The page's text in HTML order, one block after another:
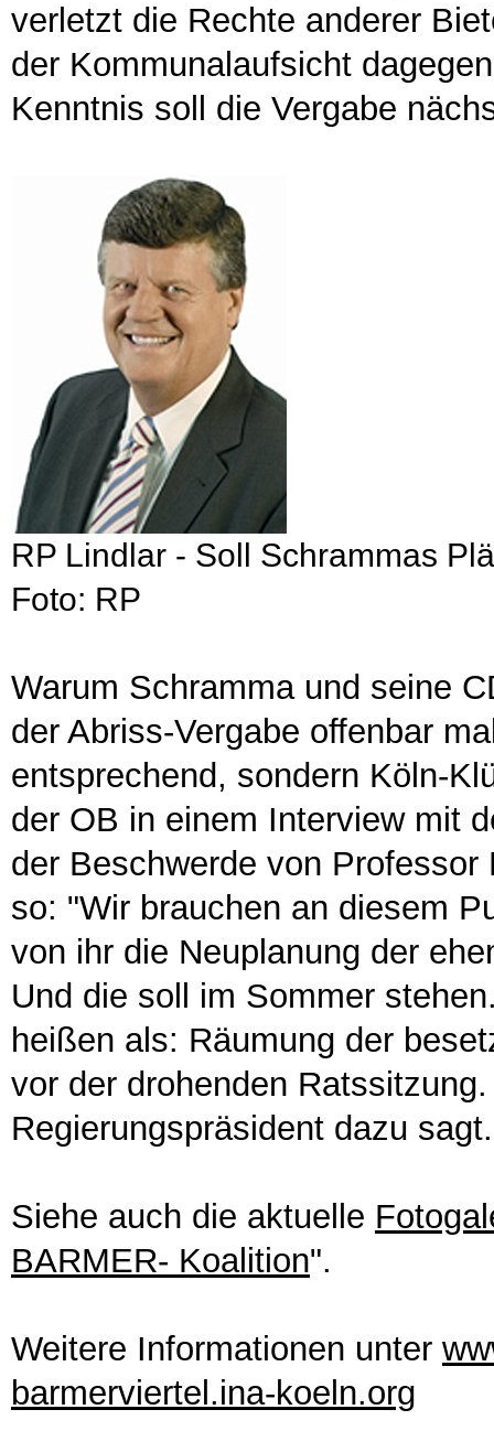
verletzt die Rechte anderer
der Kommunalaufsicht
Kenntnis soll die Vergabe
RP Lindlar - Soll Schrammas
Foto: RP
Warum Schramma und seine
der Abriss-Vergabe offenbar
entsprechend, sondern Köln-
der OB in einem Interview mit
der Beschwerde von
so: "Wir brauchen an diesem
von ihr die Neuplanung der
Und die soll im Sommer
heißen als: Räumung der
vor der drohenden
Regierungspräsident dazu
Siehe auch die aktuelle
BARMER- Koalition".
Weitere Informationen unter
barmerviertel.ina-koeln.org